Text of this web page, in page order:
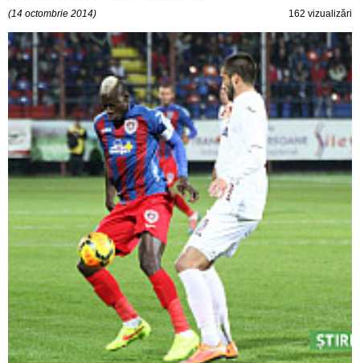
(14 octombrie 2014) 162 vizualizări